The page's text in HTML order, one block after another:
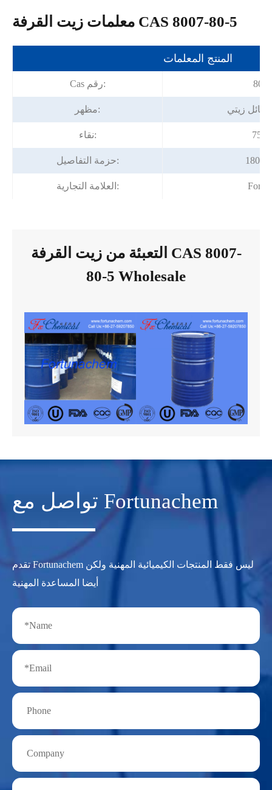
معلمات زيت القرفة CAS 8007-80-5
المنتج المعلمات
Cas رقم:
مظهر: سائل زيتي
نقاء:
حزمة التفاصيل:
العلامة التجارية:
التعبئة من زيت القرفة CAS 8007-
80-5 Wholesale
تواصل مع Fortunachem
تقدم Fortunachem ليس فقط المنتجات الكيميائية المهنية ولكن
أيضا المساعدة المهنية